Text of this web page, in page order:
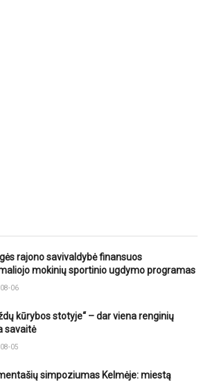
rajono savivaldybė finansuos
mokinių sportinio ugdymo programas
06
kūrybos stotyje“ – dar viena renginių
savaitė
05
simpoziumas Kelmėje: miestą